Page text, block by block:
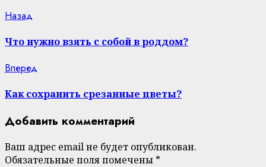
Continue
Reading
Назад
Что нужно взять с собой в роддом?
Вперед
Как сохранить срезанные цветы?
Добавить комментарий
Ваш адрес email не будет опубликован.
Обязательные поля помечены *